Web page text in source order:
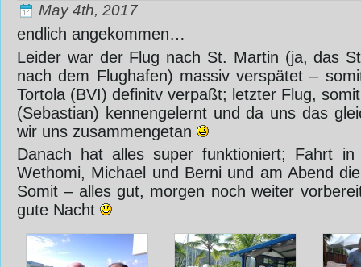
May 4th, 2017
endlich angekommen…
Leider war der Flug nach St. Martin (ja, das
nach dem Flughafen) massiv verspätet –
Tortola (BVI) definitv verpaßt; letzter Flug,
(Sebastian) kennengelernt und da uns das
wir uns zusammengetan
‎Danach hat alles super funktioniert; Fahrt
Wethomi, Michael und Berni und am Abend
Somit – alles gut, morgen noch weiter
gute Nacht